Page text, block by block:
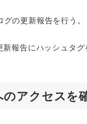
の更新報告を行う。
報告にハッシュタグ
アクセスを